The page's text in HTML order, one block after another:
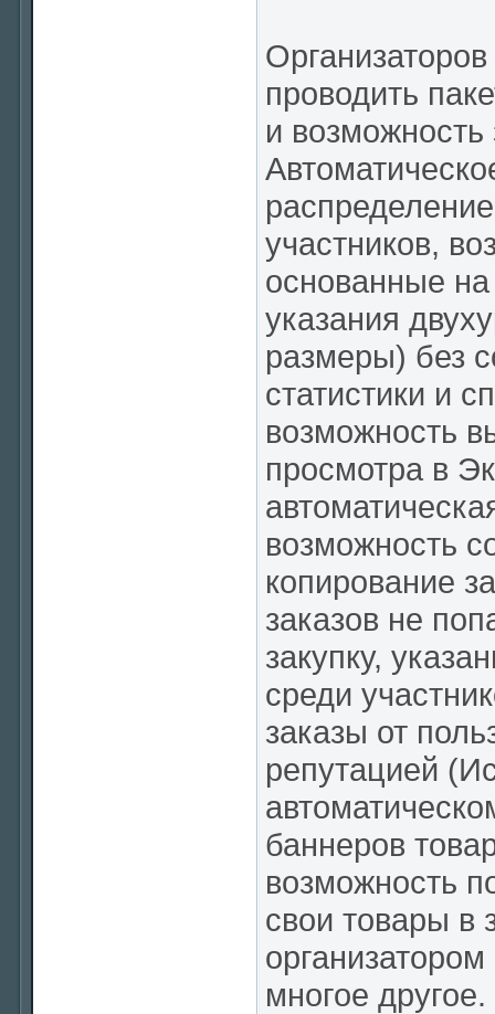
проводить
и
участников,
основанные
указания
размеры) без
статистики и
возможность
просмотра в
возможность
копирование
заказов не
закупку,
среди
заказы от
репутацией
баннеров
возможность
свои товары в
многое другое.